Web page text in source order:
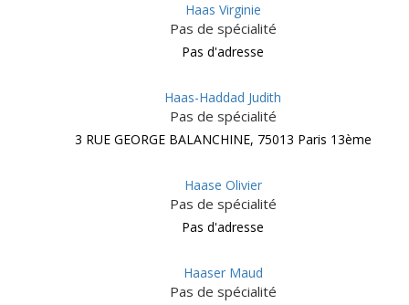
Haas Virginie
Pas de spécialité
Pas d'adresse
Haas-Haddad Judith
Pas de spécialité
3 RUE GEORGE BALANCHINE, 75013 Paris 13ème
Haase Olivier
Pas de spécialité
Pas d'adresse
Haaser Maud
Pas de spécialité